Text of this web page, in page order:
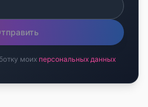
моих персональных данных